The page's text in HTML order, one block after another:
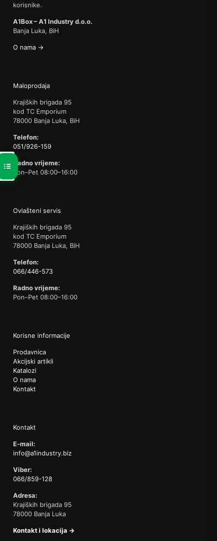
korisnike.
A1Box – A1 Industry d.o.o.
Banja Luka, BiH
O nama →
Maloprodaja
Krajiških brigada 95
kod TC Emporium
78000 Banja Luka, BiH
Telefon:
051/926-159
Radno vrijeme:
Pon–Pet 08:00–16:00
Ovlašteni servis
Krajiških brigada 95
kod TC Emporium
78000 Banja Luka, BiH
Telefon:
066/446-573
Radno vrijeme:
Pon–Pet 08:00–16:00
Korisne informacije
Prodavnica
Akcijski artikli
Katalozi
O nama
Kontakt
Kontakt
E-mail:
info@a1industry.biz
Viber:
066/859-128
Adresa:
Krajiških brigada 95
78000 Banja Luka
Kontakt i lokacija →